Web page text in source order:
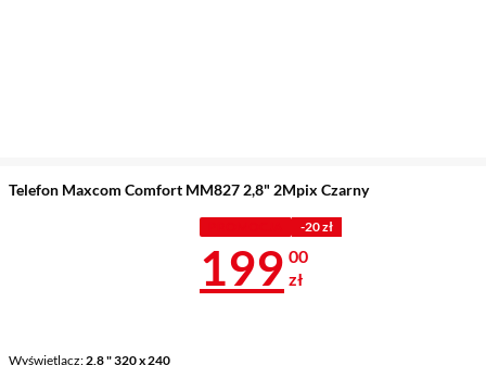
Telefon Maxcom Comfort MM827 2,8" 2Mpix Czarny
Wyświetlacz 2,8 " 320 x 240
-20 zł
Cena 199 zł
199 00
zł